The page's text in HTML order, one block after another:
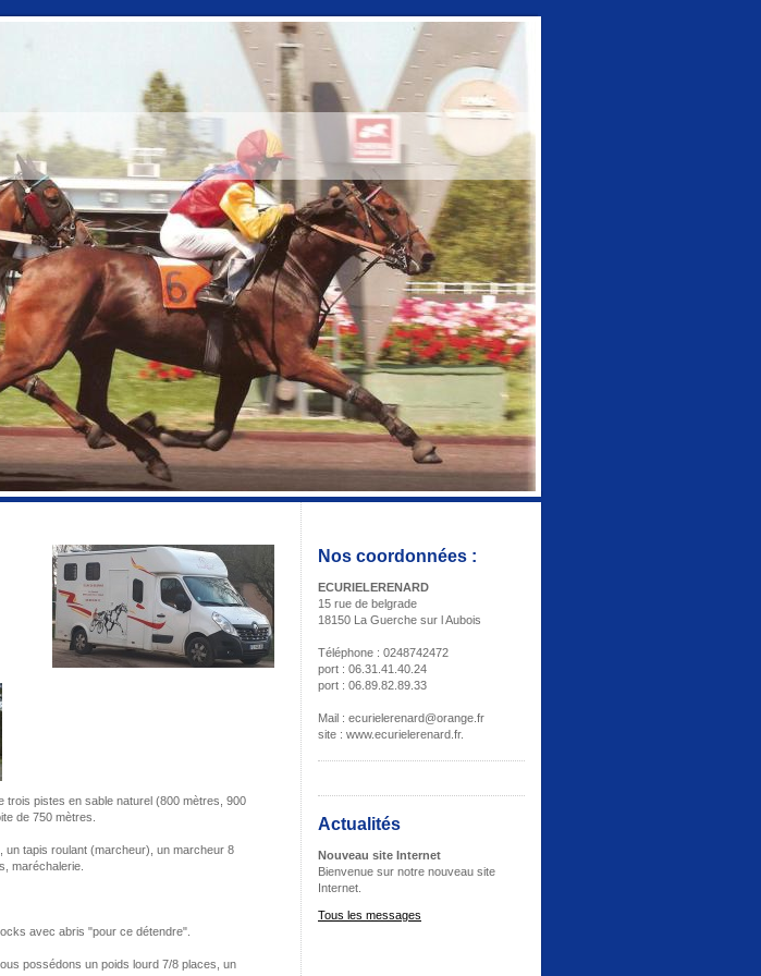
trois pistes en sable naturel (800 mètres, 900
de 750 mètres.
un tapis roulant (marcheur), un marcheur 8
maréchalerie.
avec abris "pour ce détendre".
possédons un poids lourd 7/8 places, un
Nos coordonnées :
ECURIELERENARD
15 rue de belgrade
18150 La Guerche sur l Aubois
Téléphone : 0248742472
port : 06.31.41.40.24
port : 06.89.82.89.33
Mail : ecurielerenard@orange.fr
site : www.ecurielerenard.fr.
Actualités
Nouveau site Internet
Bienvenue sur notre nouveau site
Internet.
Tous les messages